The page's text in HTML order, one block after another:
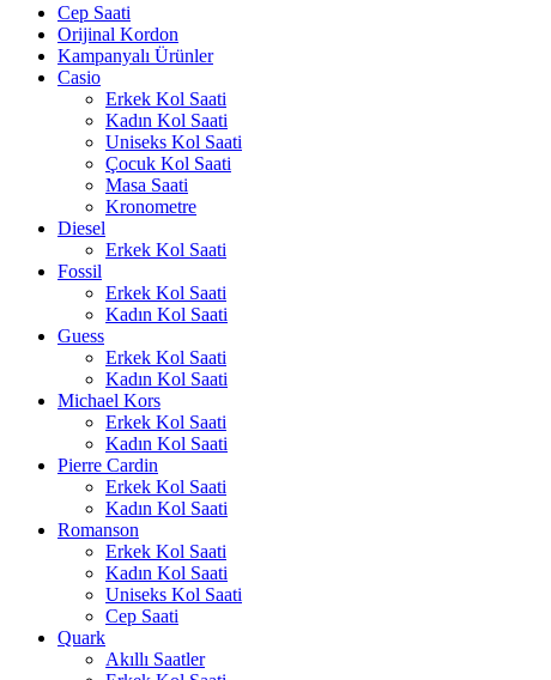
Cep Saati
Orijinal Kordon
Kampanyalı Ürünler
Casio
Erkek Kol Saati
Kadın Kol Saati
Uniseks Kol Saati
Çocuk Kol Saati
Masa Saati
Kronometre
Diesel
Erkek Kol Saati
Fossil
Erkek Kol Saati
Kadın Kol Saati
Guess
Erkek Kol Saati
Kadın Kol Saati
Michael Kors
Erkek Kol Saati
Kadın Kol Saati
Pierre Cardin
Erkek Kol Saati
Kadın Kol Saati
Romanson
Erkek Kol Saati
Kadın Kol Saati
Uniseks Kol Saati
Cep Saati
Quark
Akıllı Saatler